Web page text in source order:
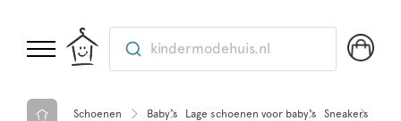
kindermodehuis.nl
Schoenen Baby’s Lage schoenen voor baby's Sneakers